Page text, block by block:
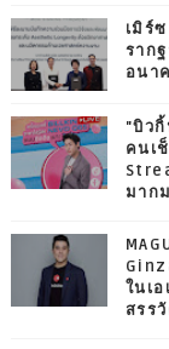
เมิร์
ราก
อนา
"บิว
คนเ
มาก
ในเ
สรร